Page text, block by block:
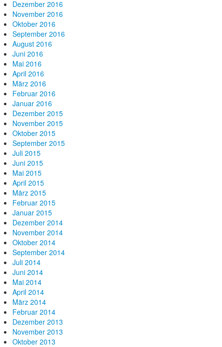
Dezember 2016
November 2016
Oktober 2016
September 2016
August 2016
Juni 2016
Mai 2016
April 2016
März 2016
Februar 2016
Januar 2016
Dezember 2015
November 2015
Oktober 2015
September 2015
Juli 2015
Juni 2015
Mai 2015
April 2015
März 2015
Februar 2015
Januar 2015
Dezember 2014
November 2014
Oktober 2014
September 2014
Juli 2014
Juni 2014
Mai 2014
April 2014
März 2014
Februar 2014
Dezember 2013
November 2013
Oktober 2013